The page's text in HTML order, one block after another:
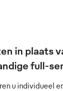
in plaats
full-
u individueel